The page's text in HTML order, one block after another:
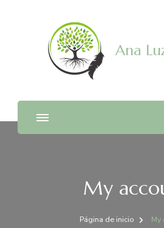
Ana
My
Página de inicio My